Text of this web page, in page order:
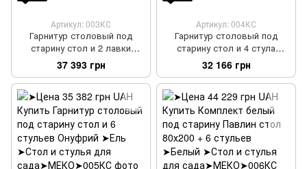
Артикул: 003КС
Гарнитур столовый под
старину стол и 2 лавки
Порфирий
37 393 грн
Артикул: 004КС
Гарнитур столовый под
старину стол и 4 стула
Предраг
32 166 грн